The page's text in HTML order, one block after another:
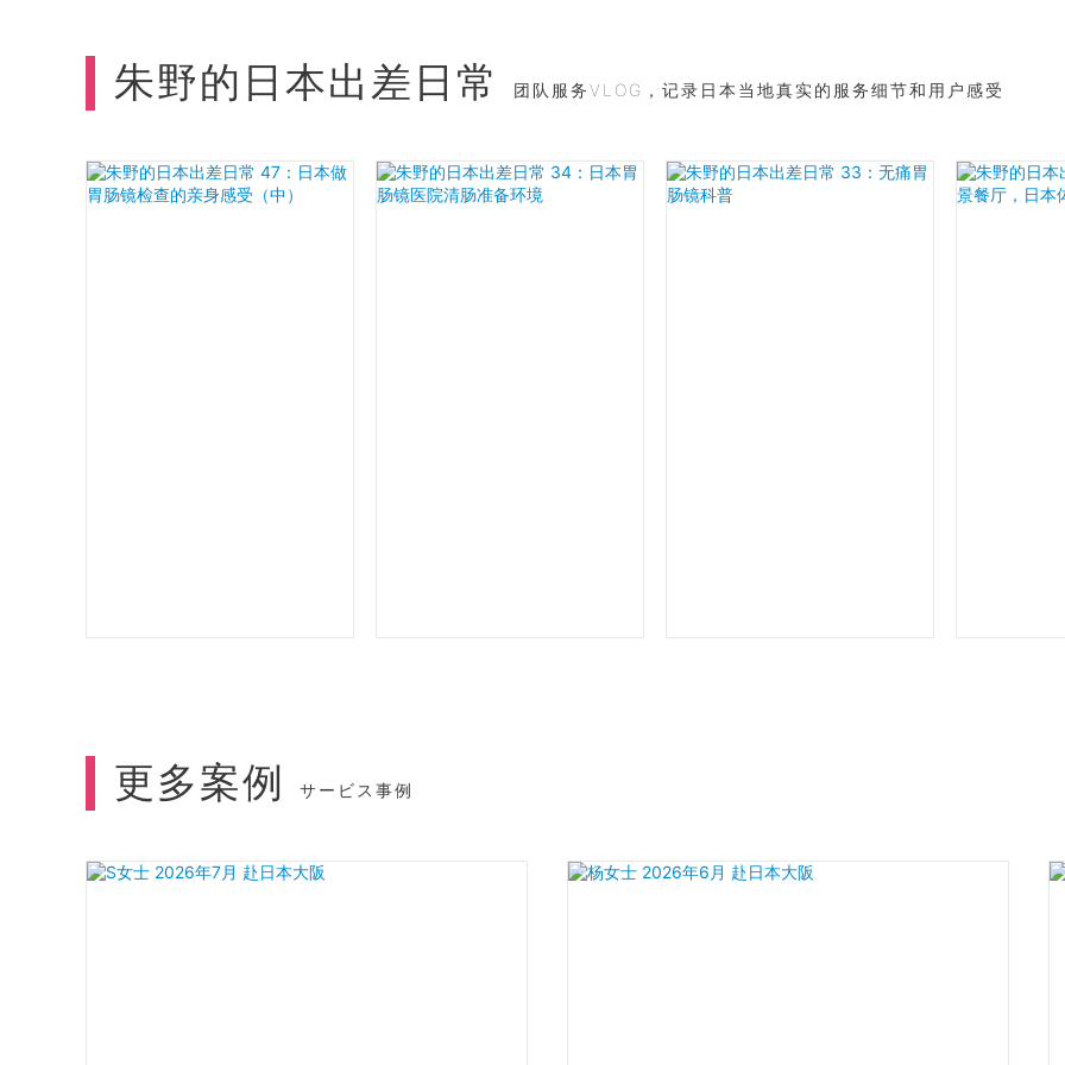
朱野的日本出差日常 团队服务VLOG，记录日本当地真实的服务细节和用户感受
更多案例 サービス事例